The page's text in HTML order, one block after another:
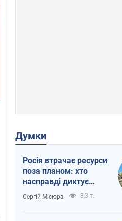
Думки
Росія втрачає ресурси
поза планом: хто
насправді диктує
темп війни
Сергій Місюра 8,3 т.